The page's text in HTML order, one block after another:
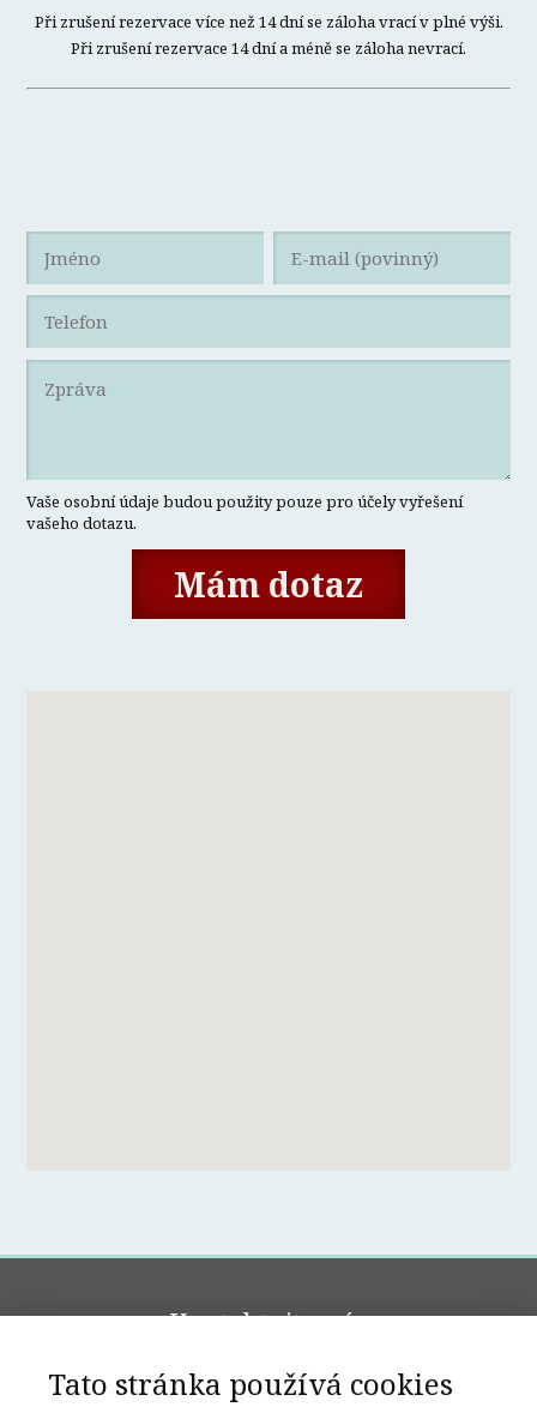
Při zrušení rezervace více než 14 dní se záloha vrací v plné výši.
Při zrušení rezervace 14 dní a méně se záloha nevrací.
Vaše osobní údaje budou použity pouze pro účely vyřešení
vašeho dotazu.
Mám dotaz
Kontaktujte nás
Pokud máte dotaz kontaktujte nás
Tato stránka používá cookies